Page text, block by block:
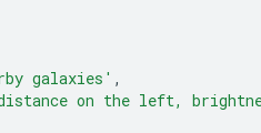
galaxies' ,
on the left,